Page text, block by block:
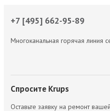
+7 [495] 662-95-89
Многоканальная горячая линия
Спросите Krups
Оставьте заявку на ремонт